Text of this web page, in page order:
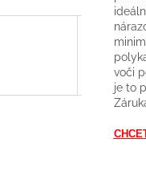
voči
je to